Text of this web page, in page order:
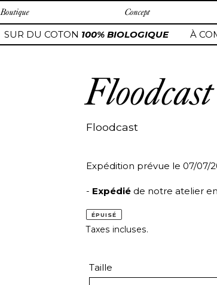
Boutique Concept
SUR DU COTON100% BIOLOGIQUE À
Floodcast
Floodcast
Expédition prévue le 07/07/
- Expédié de notre atelier
ÉPUISÉ
Taxes incluses.
Taille